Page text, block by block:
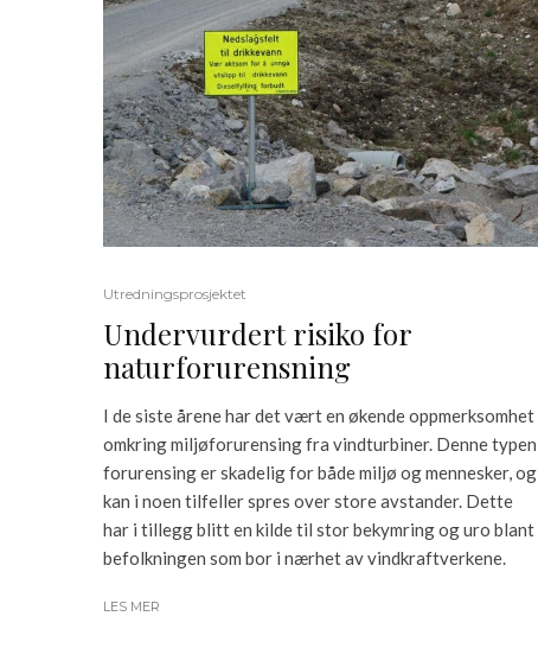
Utredningsprosjektet
Undervurdert risiko for
naturforurensning
I de siste årene har det vært en økende oppmerksomhet
omkring miljøforurensing fra vindturbiner. Denne typen
forurensing er skadelig for både miljø og mennesker, og
kan i noen tilfeller spres over store avstander. Dette
har i tillegg blitt en kilde til stor bekymring og uro blant
befolkningen som bor i nærhet av vindkraftverkene.
LES MER